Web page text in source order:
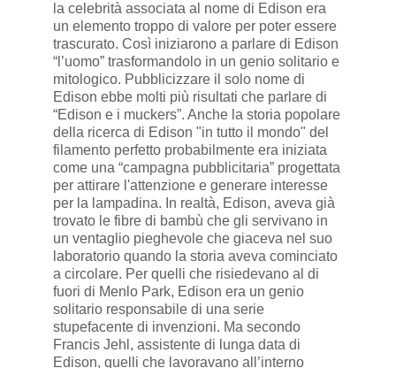
la celebrità associata al nome di Edison era
un elemento troppo di valore per poter essere
trascurato. Così iniziarono a parlare di Edison
“l’uomo” trasformandolo in un genio solitario e
mitologico. Pubblicizzare il solo nome di
Edison ebbe molti più risultati che parlare di
“Edison e i muckers”. Anche la storia popolare
della ricerca di Edison "in tutto il mondo" del
filamento perfetto probabilmente era iniziata
come una “campagna pubblicitaria” progettata
per attirare l'attenzione e generare interesse
per la lampadina. In realtà, Edison, aveva già
trovato le fibre di bambù che gli servivano in
un ventaglio pieghevole che giaceva nel suo
laboratorio quando la storia aveva cominciato
a circolare. Per quelli che risiedevano al di
fuori di Menlo Park, Edison era un genio
solitario responsabile di una serie
stupefacente di invenzioni. Ma secondo
Francis Jehl, assistente di lunga data di
Edison, quelli che lavoravano all’interno